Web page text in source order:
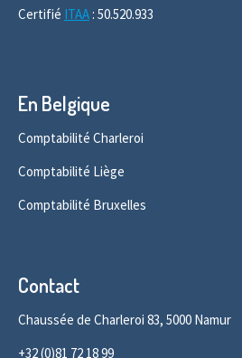
Certifié ITAA : 50.520.933
En Belgique
Comptabilité Charleroi
Comptabilité Liège
Comptabilité Bruxelles
Contact
Chaussée de Charleroi 83, 5000 Namur
+32 (0)81 72 18 99